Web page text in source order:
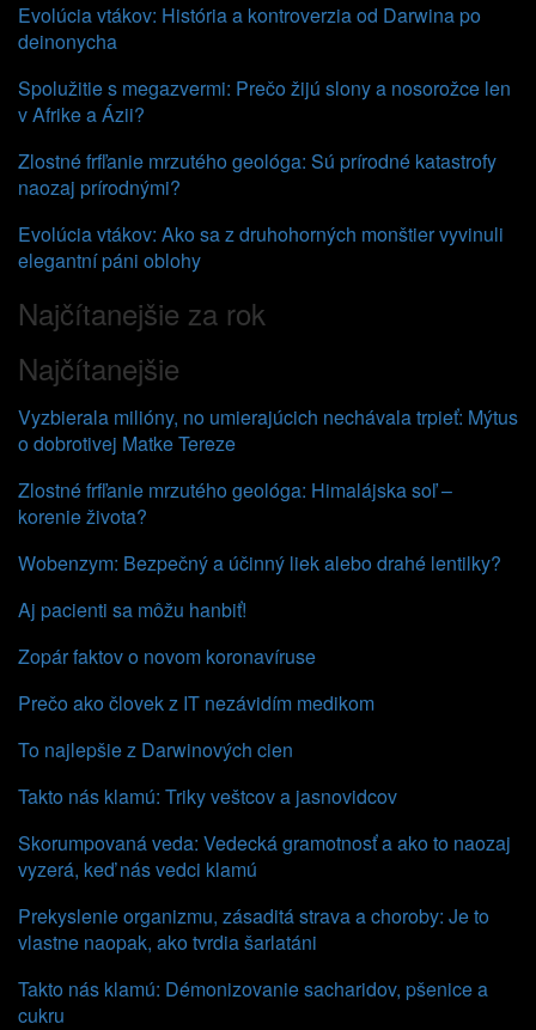
Evolúcia vtákov: História a kontroverzia od Darwina po
deinonycha
Spolužitie s megazvermi: Prečo žijú slony a nosorožce len
v Afrike a Ázii?
Zlostné frfľanie mrzutého geológa: Sú prírodné katastrofy
naozaj prírodnými?
Evolúcia vtákov: Ako sa z druhohorných monštier vyvinuli
elegantní páni oblohy
Najčítanejšie za rok
Najčítanejšie
Vyzbierala milióny, no umierajúcich nechávala trpieť: Mýtus
o dobrotivej Matke Tereze
Zlostné frfľanie mrzutého geológa: Himalájska soľ –
korenie života?
Wobenzym: Bezpečný a účinný liek alebo drahé lentilky?
Aj pacienti sa môžu hanbiť!
Zopár faktov o novom koronavíruse
Prečo ako človek z IT nezávidím medikom
To najlepšie z Darwinových cien
Takto nás klamú: Triky veštcov a jasnovidcov
Skorumpovaná veda: Vedecká gramotnosť a ako to naozaj
vyzerá, keď nás vedci klamú
Prekyslenie organizmu, zásaditá strava a choroby: Je to
vlastne naopak, ako tvrdia šarlatáni
Takto nás klamú: Démonizovanie sacharidov, pšenice a
cukru